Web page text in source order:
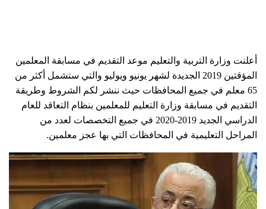
أعلنت وزارة التربية والتعليم موعد التقديم في مسابقة المعلمين
المؤقتين 2019 الجديدة لشهر يونيو ويوليو والتي ستشمل أكثر من
65 معلم في جميع المحافظات حيث ننشر لكم الشروط وطريقة
التقديم في مسابقة وزارة التعليم للمعلمين بنظام التعاقد للعام
الدراسي الجديد 2019-2020 في جميع التخصصات لعدد من
المراحل التعليمية في المحافظات التي بها عجز معلمين.